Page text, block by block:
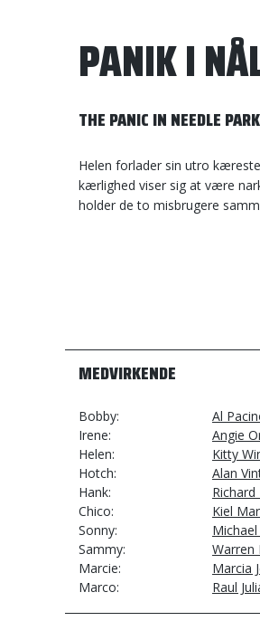
PANIK I
THE PANIC IN NEEDLE PARK
Helen forlader sin utro
kærlighed viser sig at være
holder de to misbrugere
MEDVIRKENDE
Bobby
Al
Irene
Angie
Helen
Kitty
Hotch
Alan
Hank
Chico
Kiel
Sonny
Sammy
Warren
Marcie
Marcia
Marco
Raul